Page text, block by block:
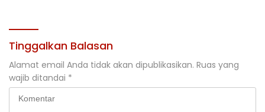
Tinggalkan Balasan
Alamat email Anda tidak akan dipublikasikan. Ruas yang
wajib ditandai *